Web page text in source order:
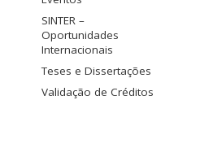
SINTER –
Oportunidades
Internacionais
Teses e Dissertações
Validação de Créditos